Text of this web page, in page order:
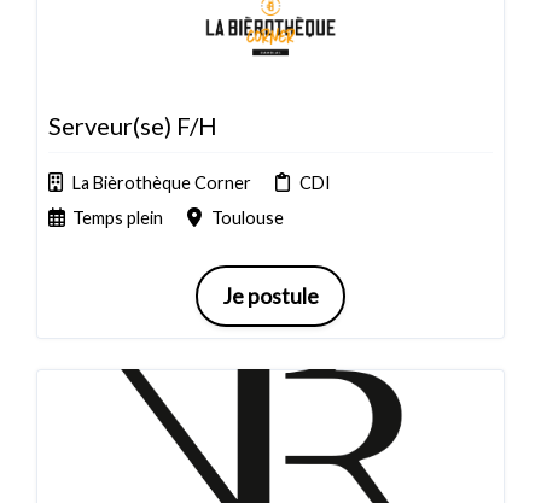
Serveur(se) F/H
La Bièrothèque Corner
CDI
Temps plein
Toulouse
Je postule